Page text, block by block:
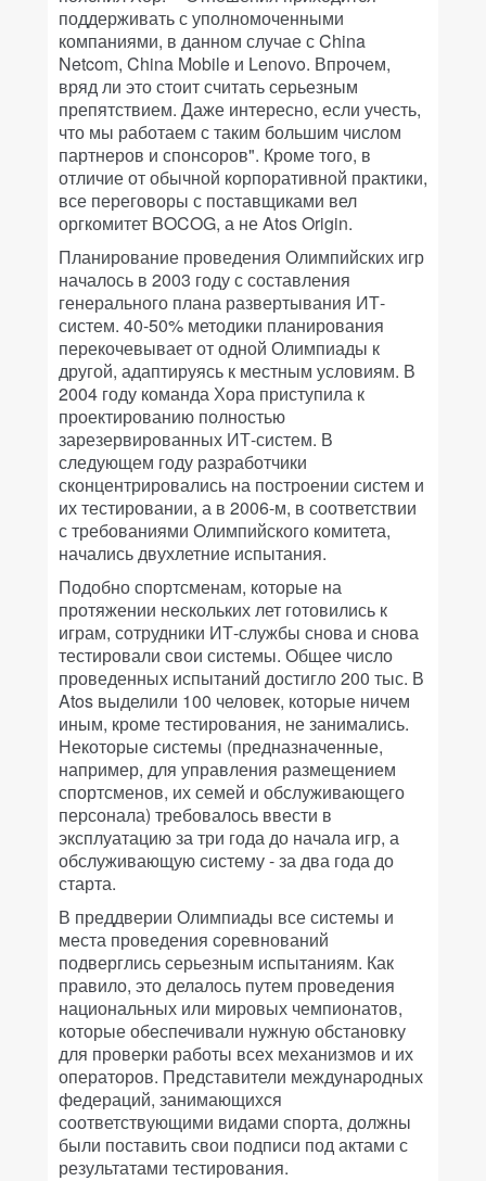
поддерживать с уполномоченными
компаниями, в данном случае с China
Netcom, China Mobile и Lenovo. Впрочем,
вряд ли это стоит считать серьезным
препятствием. Даже интересно, если учесть,
что мы работаем с таким большим числом
партнеров и спонсоров". Кроме того, в
отличие от обычной корпоративной практики,
все переговоры с поставщиками вел
оргкомитет BOCOG, а не Atos Origin.
Планирование проведения Олимпийских игр
началось в 2003 году с составления
генерального плана развертывания ИТ-
систем. 40-50% методики планирования
перекочевывает от одной Олимпиады к
другой, адаптируясь к местным условиям. В
2004 году команда Хора приступила к
проектированию полностью
зарезервированных ИТ-систем. В
следующем году разработчики
сконцентрировались на построении систем и
их тестировании, а в 2006-м, в соответствии
с требованиями Олимпийского комитета,
начались двухлетние испытания.
Подобно спортсменам, которые на
протяжении нескольких лет готовились к
играм, сотрудники ИТ-службы снова и снова
тестировали свои системы. Общее число
проведенных испытаний достигло 200 тыс. В
Atos выделили 100 человек, которые ничем
иным, кроме тестирования, не занимались.
Некоторые системы (предназначенные,
например, для управления размещением
спортсменов, их семей и обслуживающего
персонала) требовалось ввести в
эксплуатацию за три года до начала игр, а
обслуживающую систему - за два года до
старта.
В преддверии Олимпиады все системы и
места проведения соревнований
подверглись серьезным испытаниям. Как
правило, это делалось путем проведения
национальных или мировых чемпионатов,
которые обеспечивали нужную обстановку
для проверки работы всех механизмов и их
операторов. Представители международных
федераций, занимающихся
соответствующими видами спорта, должны
были поставить свои подписи под актами с
результатами тестирования.